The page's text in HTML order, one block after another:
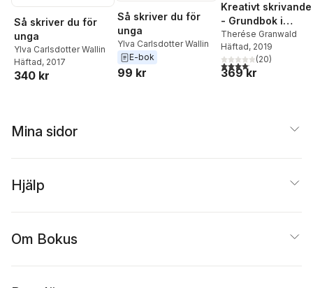
Så skriver du för
unga
Ylva Carlsdotter Wallin
Häftad, 2017
340 kr
Så skriver du för
unga
Ylva Carlsdotter Wallin
E-bok
99 kr
Kreativt skrivande
- Grundbok i
litterärt skapande
Therése Granwald
Häftad, 2019
4,1utav 5 stjärnor.
(20)
369 kr
Mina sidor
Hjälp
Om Bokus